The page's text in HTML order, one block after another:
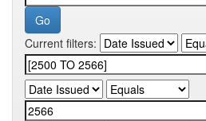
Current filters: